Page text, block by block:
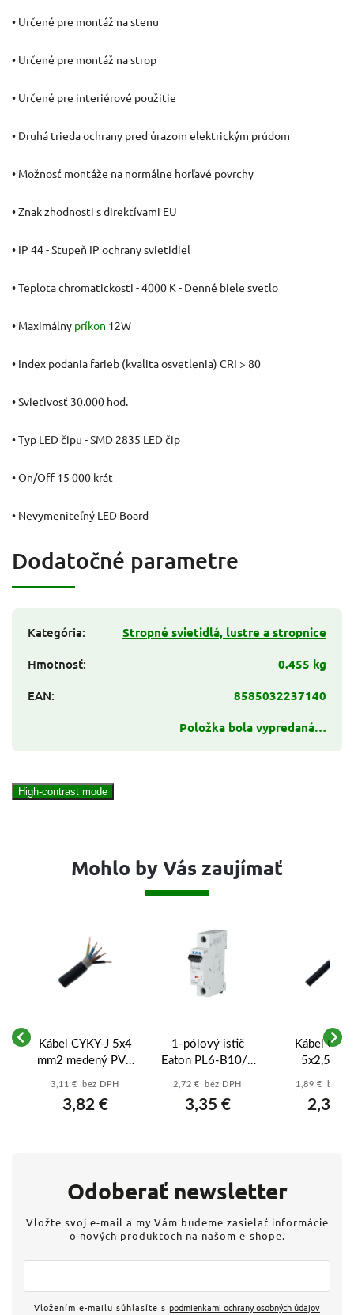
• Určené pre montáž na stenu
• Určené pre montáž na strop
• Určené pre interiérové použitie
• Druhá trieda ochrany pred úrazom elektrickým prúdom
• Možnosť montáže na normálne horľavé povrchy
• Znak zhodnosti s direktívami EU
• IP 44 - Stupeň IP ochrany svietidiel
• Teplota chromatickosti - 4000 K - Denné biele svetlo
• Maximálny príkon 12W
• Index podania farieb (kvalita osvetlenia) CRI > 80
• Svietivosť 30.000 hod.
• Typ LED čipu - SMD 2835 LED čip
• On/Off 15 000 krát
• Nevymeniteľný LED Board
Dodatočné parametre
Kategória:
Stropné svietidlá, lustre a stropnice
Hmotnosť:
0.455 kg
EAN:
8585032237140
Položka bola vypredaná…
High-contrast mode
Mohlo by Vás zaujímať
Kábel CYKY-J 5x4
mm2 medený PVC
čierny - 5-žilový
výkonné varné
3,11 € bez DPH
3,82 €
1-pólový istič
Eaton PL6-B10/1
10A B 6kA
Moeller
2,72 € bez DPH
3,35 €
Kábel
5x2,5
medený
prívod pre
1,89 € bez
2,33 €
Odoberať newsletter
Vložte svoj e-mail a my Vám budeme zasielať informácie
o nových produktoch na našom e-shope.
Vložením e-mailu súhlasíte s podmienkami ochrany osobných údajov